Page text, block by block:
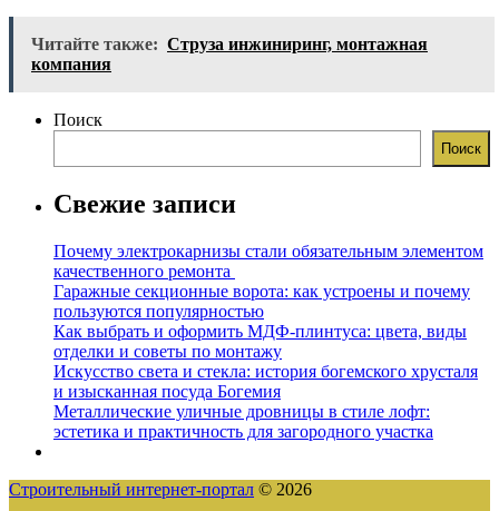
Читайте также: Струза инжиниринг, монтажная
компания
Поиск
Поиск
Свежие записи
Почему электрокарнизы стали обязательным элементом
качественного ремонта
Гаражные секционные ворота: как устроены и почему
пользуются популярностью
Как выбрать и оформить МДФ-плинтуса: цвета, виды
отделки и советы по монтажу
Искусство света и стекла: история богемского хрусталя
и изысканная посуда Богемия
Металлические уличные дровницы в стиле лофт:
эстетика и практичность для загородного участка
Строительный интернет-портал © 2026